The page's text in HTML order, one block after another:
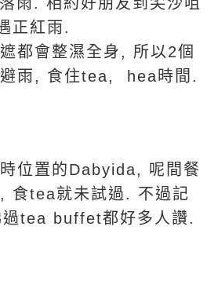
正紅雨.
都會整濕全身, 所以2個
避雨, 食住tea, hea時間.
位置的Dabyida, 呢間餐
食tea就未試過. 不過記
tea buffet都好多人讚.